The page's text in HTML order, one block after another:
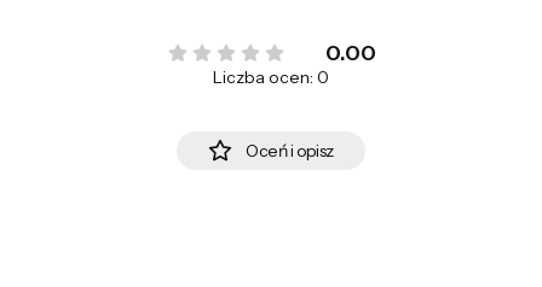
0.00
Liczba ocen: 0
Oceń i opisz